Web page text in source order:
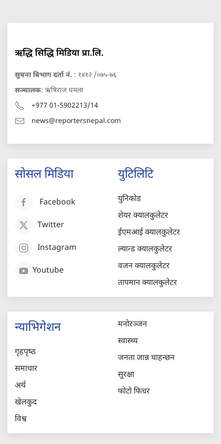
ऋद्धि सिद्धि मिडिया प्रा.लि.
सुचना बिभाग दर्ता नं. : १४१२ /०७५-७६
सञ्चालक: ऋषिराज धमला
+977 01-5902213/14
news@reportersnepal.com
सोसल मिडिया
Facebook
Twitter
Instagram
Youtube
युटिलिटि
युनिकोड
शेयर क्यालकुलेटर
ईएमआई क्यालकुलेटर
ल्यान्ड क्यालकुलेटर
वजन क्यालकुलेटर
तापमान क्यालकुलेटर
न्याभिगेशन
गृहपृष्‍ठ
समाचार
अर्थ
खेलकुद
विश्व
मनोरञ्जन
स्वास्थ्य
जनता जान्न चाहन्छन
सुरक्षा
फोटो फिचर